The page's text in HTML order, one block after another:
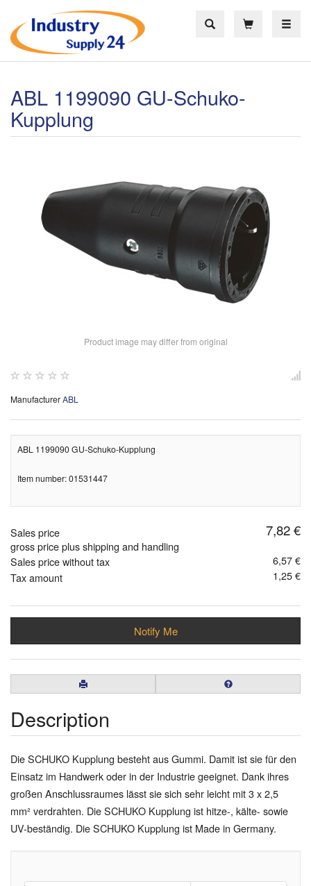
ABL 1199090 GU-Schuko-
Kupplung
Product image may differ from original
ManufacturerABL
ABL 1199090 GU-Schuko-Kupplung
Item number: 01531447
Sales price 7,82 €
gross price plus shipping and handling
Sales price without tax
6,57 €
Tax amount
1,25 €
Notify Me
Description
Die SCHUKO Kupplung besteht aus Gummi. Damit ist sie für den
Einsatz im Handwerk oder in der Industrie geeignet. Dank ihres
großen Anschlussraumes lässt sie sich sehr leicht mit 3 x 2,5
mm² verdrahten. Die SCHUKO Kupplung ist hitze-, kälte- sowie
UV-beständig. Die SCHUKO Kupplung ist Made in Germany.